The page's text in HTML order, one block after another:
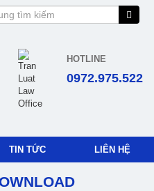
HOTLINE
0972.975.522
TIN TỨC LIÊN HỆ